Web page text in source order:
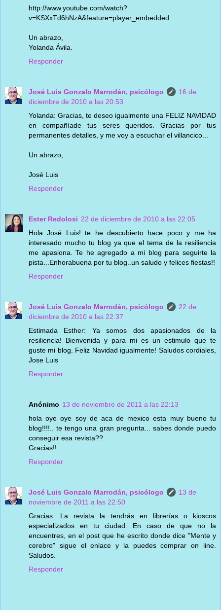
http://www.youtube.com/watch?
v=KSXxTd6hNzA&feature=player_embedded
Un abrazo,
Yolanda Ávila.
Responder
José Luis Gonzalo Marrodán, psicólogo
16 de
diciembre de 2010 a las 20:53
Yolanda: Gracias, te deseo igualmente una FELIZ NAVIDAD
en compañíade tus seres queridos. Gracias por tus
permanentes detalles, y me voy a escuchar el villancico...
Un abrazo,
José Luis
Responder
Ester Redolosi 22 de diciembre de 2010 a las 22:05
Hola José Luis! te he descubierto hace poco y me ha
interesado mucho tu blog ya que el tema de la resiliencia
me apasiona. Te he agregado a mi blog para seguirte la
pista...Enhorabuena por tu blog..un saludo y felices fiestas!!
Responder
José Luis Gonzalo Marrodán, psicólogo
22 de
diciembre de 2010 a las 22:37
Estimada Esther: Ya somos dos apasionados de la
resiliencia! Bienvenida y para mi es un estimulo que te
guste mi blog. Feliz Navidad igualmente! Saludos cordiales,
Jose Luis
Responder
Anónimo 13 de noviembre de 2011 a las 22:13
hola oye oye soy de aca de mexico esta muy bueno tu
blog!!!!.. te tengo una gran pregunta... sabes donde puedo
conseguir esa revista??
Gracias!!
Responder
José Luis Gonzalo Marrodán, psicólogo
13 de
noviembre de 2011 a las 22:50
Gracias. La revista la tendrás en librerías o kioscos
especializados en tu ciudad. En caso de que no la
encuentres, en el post que he escrito donde dice "Mente y
cerebro" sigue el enlace y la puedes comprar on line.
Saludos.
Responder